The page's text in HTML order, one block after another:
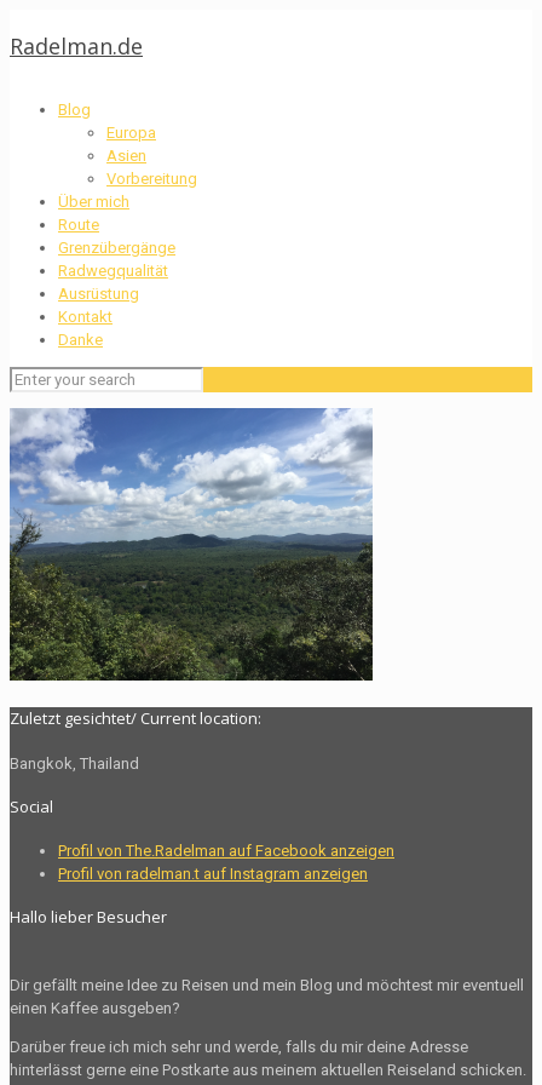
Radelman.de
Blog
Europa
Asien
Vorbereitung
Über mich
Route
Grenzübergänge
Radwegqualität
Ausrüstung
Kontakt
Danke
Zuletzt gesichtet/ Current location:
Bangkok, Thailand
Social
Profil von The.Radelman auf Facebook anzeigen
Profil von radelman.t auf Instagram anzeigen
Hallo lieber Besucher
Dir gefällt meine Idee zu Reisen und mein Blog und möchtest mir eventuell
einen Kaffee ausgeben?
Darüber freue ich mich sehr und werde, falls du mir deine Adresse
hinterlässt gerne eine Postkarte aus meinem aktuellen Reiseland schicken.